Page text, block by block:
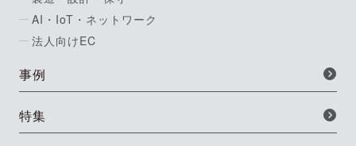
AI・IoT・ネットワーク
法人向けEC
事例
特集